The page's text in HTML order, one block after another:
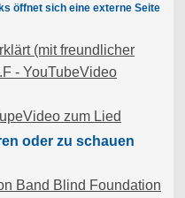
öffnet sich eine externe Seite
(mit freundlicher
- YouTubeVideo
zum Lied
oder zu schauen
Band Blind Foundation